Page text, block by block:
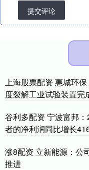
提交评论
上海股票配资 惠城环
度裂解工业试验装置完
谷利多配资 宁波富邦
者的净利润同比增长
涨8配资 立新能源：公
推进